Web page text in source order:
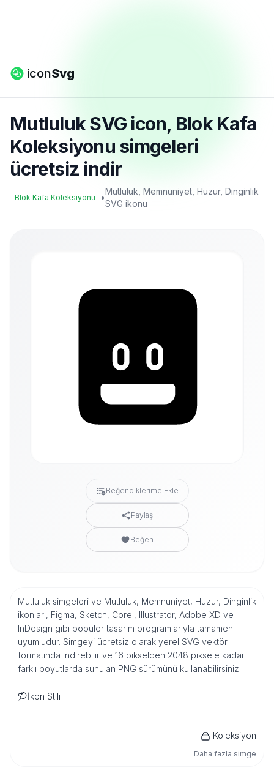
iconSvg
Mutluluk SVG icon, Blok Kafa
Koleksiyonu simgeleri
ücretsiz indir
Blok Kafa Koleksiyonu •
Mutluluk, Memnuniyet, Huzur, Dinginlik
SVG ikonu
Beğendiklerime Ekle
Paylaş
Beğen
Mutluluk simgeleri ve Mutluluk, Memnuniyet, Huzur, Dinginlik
ikonları, Figma, Sketch, Corel, Illustrator, Adobe XD ve
InDesign gibi popüler tasarım programlarıyla tamamen
uyumludur. Simgeyi ücretsiz olarak yerel SVG vektör
formatında indirebilir ve 16 pikselden 2048 piksele kadar
farklı boyutlarda sunulan PNG sürümünü kullanabilirsiniz.
İkon Stili
Koleksiyon
Daha fazla simge